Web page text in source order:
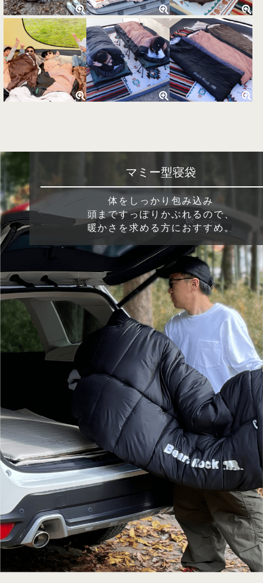
マミー型寝袋
体をしっかり包み込み
頭まですっぽりかぶれるので、
暖かさを求める方におすすめ。